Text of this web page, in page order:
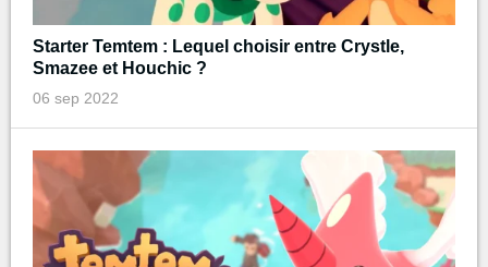
Starter Temtem : Lequel choisir entre Crystle,
Smazee et Houchic ?
06 sep 2022